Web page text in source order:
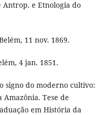
e Etnologia do
11 nov. 1869.
4 jan. 1851.
signo do moderno cultivo:
Tese de
em História da